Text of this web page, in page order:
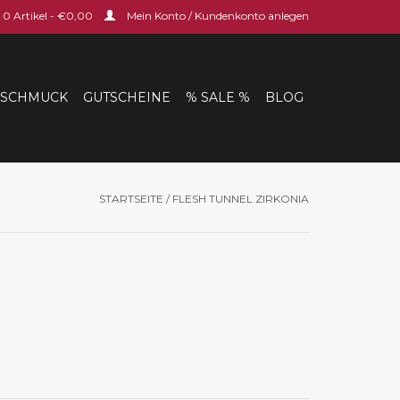
0 Artikel - €0,00 Mein Konto / Kundenkonto anlegen
GUTSCHEINE % SALE % BLOG
STARTSEITE / FLESH TUNNEL ZIRKONIA